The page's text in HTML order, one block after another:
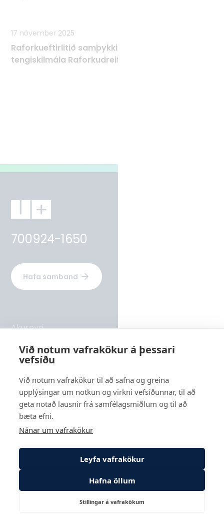
Við notum vafrakökur á þessari
vefsíðu
Við notum vafrakökur til að safna og greina
upplýsingar um notkun og virkni vefsíðunnar, til að
geta notað lausnir frá samfélagsmiðlum og til að
bæta efni.
Nánar um vafrakökur
Leyfa vafrakökur
Hafna öllum
Stillingar á vafrakökum
17 nóvember 2025
Raforkueftirlitið samþykkir Tæknilega
tengiskilmála Raforkudreifingar TTR
700924-1650
Hafa samband
Akureyri
Rangárvellir 2 - hús 8, 603 Akureyri
Sími
569 6000
Reykjavík
Suðurlandsbraut 24, 108 Reykjavík